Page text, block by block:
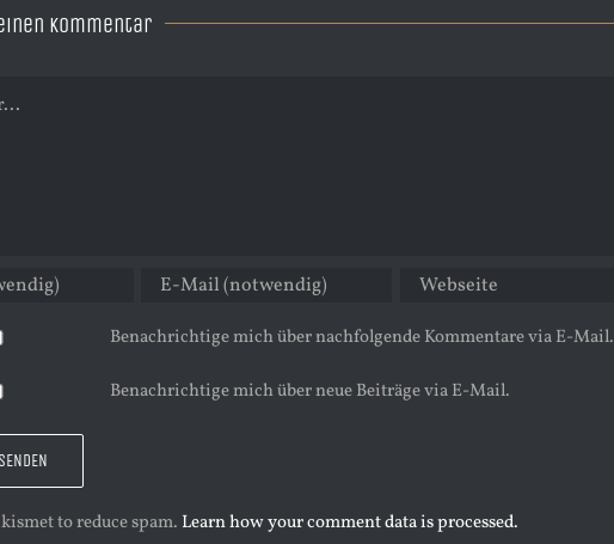
Kommentar
Benachrichtige mich über nachfolgende Kommentare via E-Mail.
Benachrichtige mich über neue Beiträge via E-Mail.
to reduce spam. Learn how your comment data is processed.